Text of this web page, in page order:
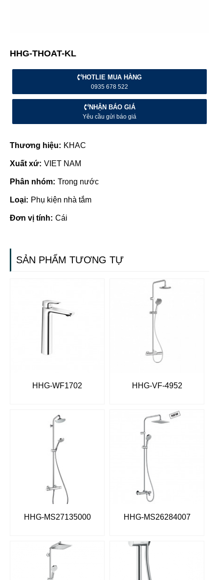
HHG-THOAT-KL
HOTLIE MUA HÀNG
0935 678 522
NHẬN BÁO GIÁ
Yêu cầu gửi báo giá
Thương hiệu: KHAC
Xuất xứ: VIET NAM
Phân nhóm: Trong nước
Loại: Phụ kiện nhà tắm
Đơn vị tính: Cái
SẢN PHẨM TƯƠNG TỰ
HHG-WF1702 HHG-VF-4952
HHG-MS27135000 HHG-MS26284007